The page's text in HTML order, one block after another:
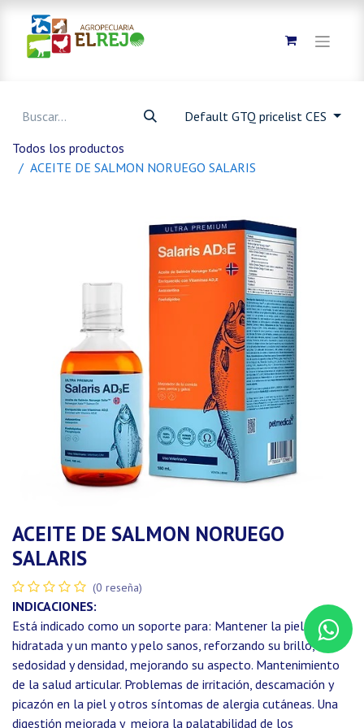
Default GTQ pricelist CES
Todos los productos
ACEITE DE SALMON NORUEGO SALARIS
ACEITE DE SALMON NORUEGO
SALARIS
(0 reseña)
INDICACIONES:
Está indicado como un soporte para: Mantener la piel
hidratada y un manto y pelo sanos, reforzando su brillo,
sedosidad y densidad, mejorando su aspecto. Mantenimiento
de la salud articular. Problemas de irritación, descamación y
picazón en la piel y otros síntomas de alergia cutáneas. Una
digestión mejorada y mejora la palatabilidad de los